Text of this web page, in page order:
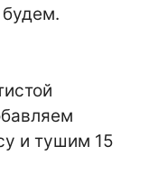
и тушим 15